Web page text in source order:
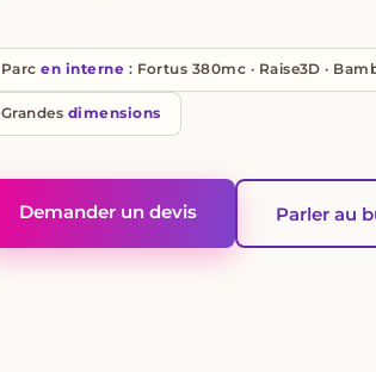
Parcen interne : Fortus 380mc · Raise3D ·
Grandes dimensions
Demander un devis Parler au